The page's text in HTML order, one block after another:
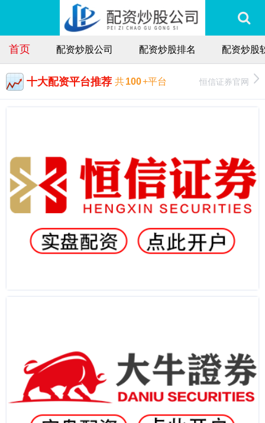
首页 配资炒股公司 配资炒股排名 配资炒股
十大配资平台推荐 共100+平台 恒信证券官网